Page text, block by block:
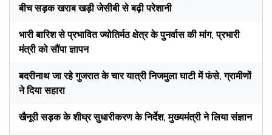
बीच सड़क खराब खड़ी जेसीबी से बढ़ी परेशानी
भारी बारिश से प्रभावित ज्योतिर्मठ क्षेत्र के पुनर्वास की मांग, प्रभारी
मंत्री को सौंपा ज्ञापन
बदरीनाथ जा रहे गुजरात के चार यात्री निजमुला घाटी में फंसे, ग्रामीणों
ने दिया सहारा
खैनूरी सड़क के शीघ्र सुधारीकरण के निर्देश, मुख्यमंत्री ने लिया संज्ञान